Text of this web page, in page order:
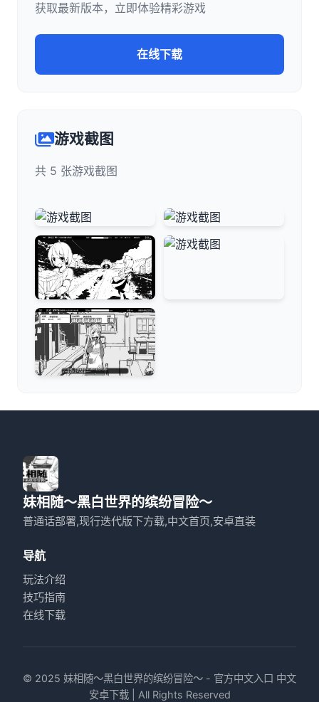
获取最新版本，立即体验精彩游戏
在线下载
游戏截图
共 5 张游戏截图
妹相随～黑白世界的缤纷冒险～
普通话部署,现行迭代版下方载,中文首页,安卓直装
导航
玩法介绍
技巧指南
在线下载
© 2025 妹相随～黑白世界的缤纷冒险～ - 官方中文入口 中文
安卓下载 | All Rights Reserved